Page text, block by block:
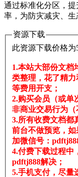
通过标准化分区，
率，为防灾减灾、生
资源下载
此资源下载价格为
1.本站大部份文档
类整理，花了精
等费用开支；
2.购买会员（或单
非商业交易行为（
3.所有收费文档都
前台不做预览，
加微信号：
4.付费下载过程中
pdftj888解决；
5.手机支付，尽量